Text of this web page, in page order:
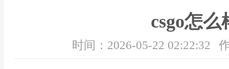
csgo怎么
时间：2026-05-22 02:22:32